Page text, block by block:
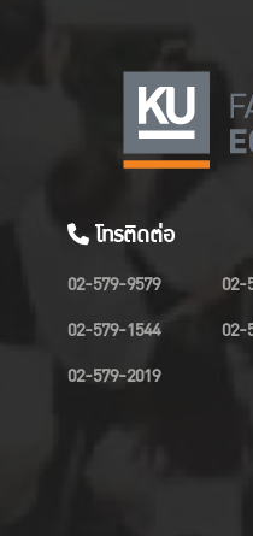
โทรติดต่อ
02-579-9579
02-579-1544
02-579-2019
02-
02-